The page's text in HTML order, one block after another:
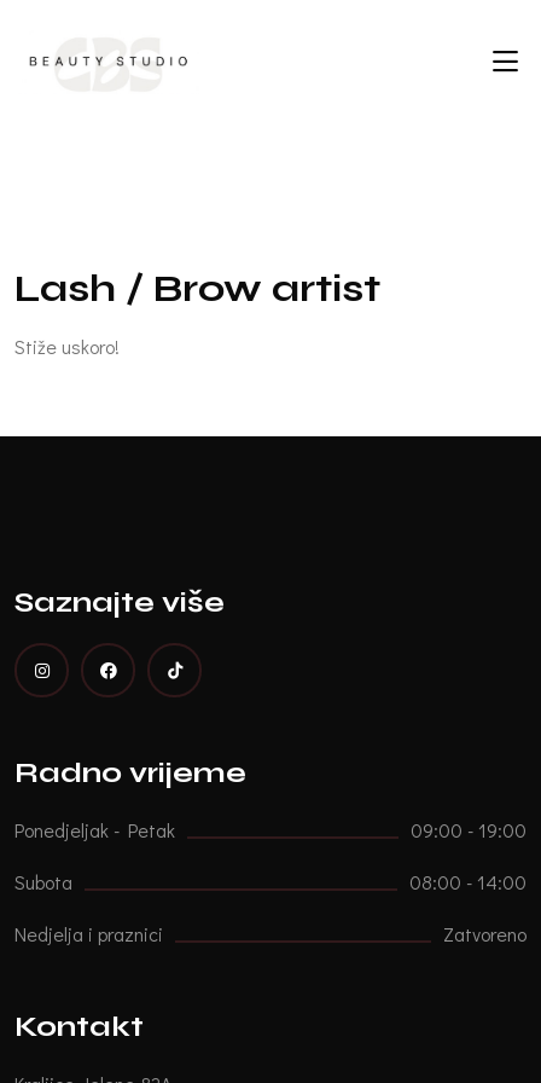
Lash / Brow artist
Stiže uskoro!
Saznajte više
Radno vrijeme
Ponedjeljak - Petak 09:00 - 19:00
Subota 08:00 - 14:00
Nedjelja i praznici Zatvoreno
Kontakt